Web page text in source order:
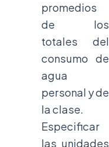
promedios
de los
totales del
consumo de
agua
personal y de
la clase.
Especificar
las unidades